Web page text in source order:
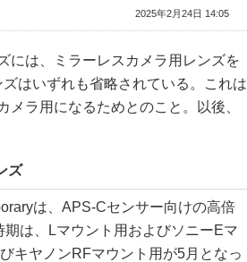
2025年2月24日 14:05
には、ミラーレスカメラ用レンズを
はいずれも省略されている。これは
ラ用になるためとのこと。以後、
ズ
は、APS-Cセンサー向けの高倍
は、Lマウント用およびソニーEマ
キヤノンRFマウント用が5月となっ